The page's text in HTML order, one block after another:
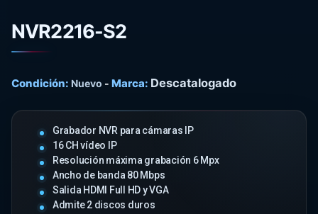
NVR2216-S2
Condición: Nuevo - Marca: Descatalogado
Grabador NVR para cámaras IP
16 CH vídeo IP
Resolución máxima grabación 6 Mpx
Ancho de banda 80 Mbps
Salida HDMI Full HD y VGA
Admite 2 discos duros